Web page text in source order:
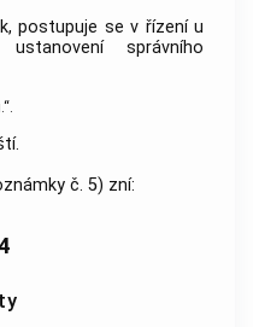
postupuje se v řízení u
správního
č. 5) zní: